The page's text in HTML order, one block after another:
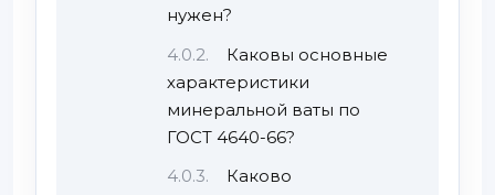
нужен?
Каковы основные
характеристики
минеральной ваты по
ГОСТ 4640-66?
Каково